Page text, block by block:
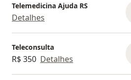
Telemedicina Ajuda RS
Detalhes
Teleconsulta
R$ 350 Detalhes